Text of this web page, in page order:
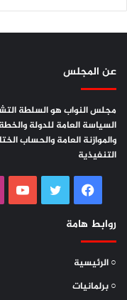
اللجنة المشارك فيها:
المؤهلات العلمية:
عن المجلس
مجلس النواب هو السلطة
السياسة العامة للدولة
والموازنة العامة والحساب
التنفيذية
فيسبوك تويتر
روابط هامة
○ الرئيسية
○ برلمانيات